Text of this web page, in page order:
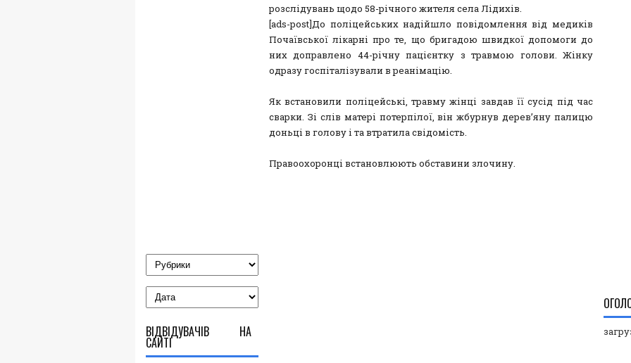
розслідувань щодо 58-річного жителя села Лідихів.
[ads-post]До поліцейських надійшло повідомлення від медиків
Почаївської лікарні про те, що бригадою швидкої допомоги до
них доправлено 44-річну пацієнтку з травмою голови. Жінку
одразу госпіталізували в реанімацію.
Як встановили поліцейські, травму жінці завдав її сусід під час
сварки. Зі слів матері потерпілої, він жбурнув дерев’яну палицю
доньці в голову і та втратила свідомість.
Правоохоронці встановлюють обставини злочину.
ВІДВІДУВАЧІВ НА
САЙТІ